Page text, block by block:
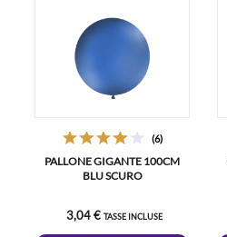
(6)
PALLONE GIGANTE 100CM
BLU SCURO
3,04 € TASSE INCLUSE